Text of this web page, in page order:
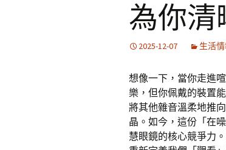
為你清
2025-12-07 生活
想像一下，當你走進
樂，但你佩戴的裝置
將其他雜音溫柔地推
晶。如今，這份「在
慧眼鏡的核心競爭力